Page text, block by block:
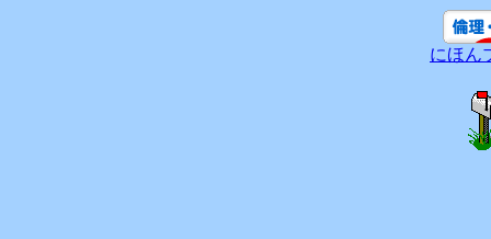
にほん